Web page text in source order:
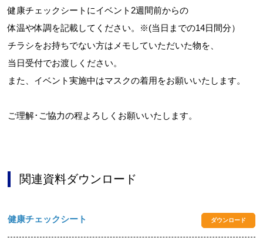
健康チェックシートにイベント2週間前からの
体温や体調を記載してください。※(当日までの14日間分）
チラシをお持ちでない方はメモしていただいた物を、
当日受付でお渡しください。
また、イベント実施中はマスクの着用をお願いいたします。
ご理解･ご協力の程よろしくお願いいたします。
関連資料ダウンロード
健康チェックシート ダウンロード